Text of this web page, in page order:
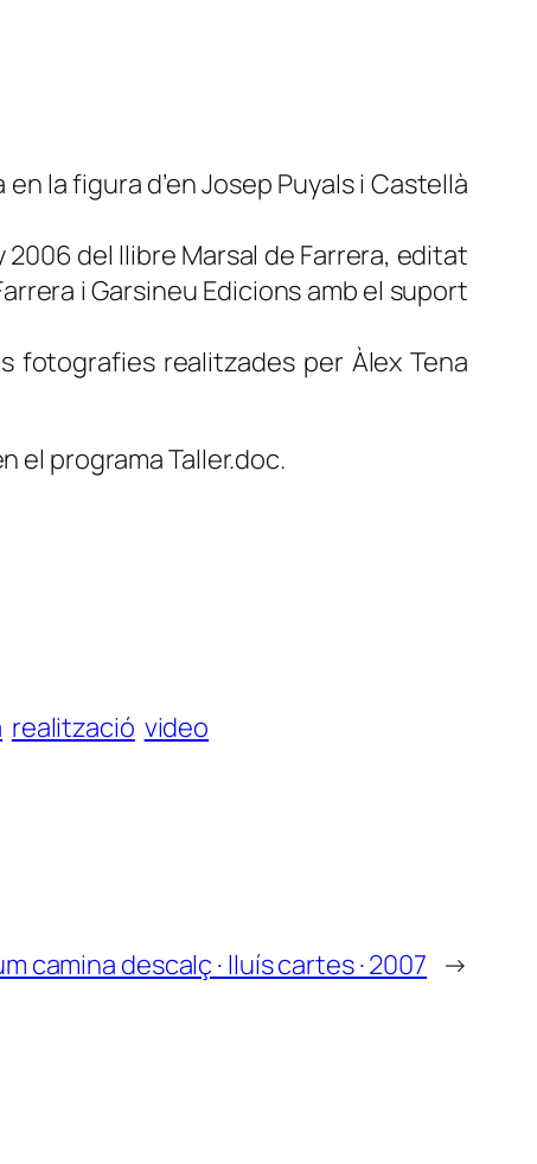
la figura d’en Josep Puyals i Castellà
2006 del llibre Marsal de Farrera, editat
i Garsineu Edicions amb el suport
fotografies realitzades per Àlex Tena
el programa Taller.doc.
realització video
camina descalç · lluís cartes · 2007 →